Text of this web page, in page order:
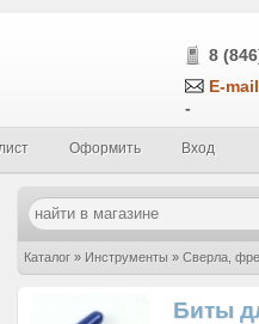
8
E-
-
Оформить Вход
Каталог » Инструменты » Сверла,
Биты